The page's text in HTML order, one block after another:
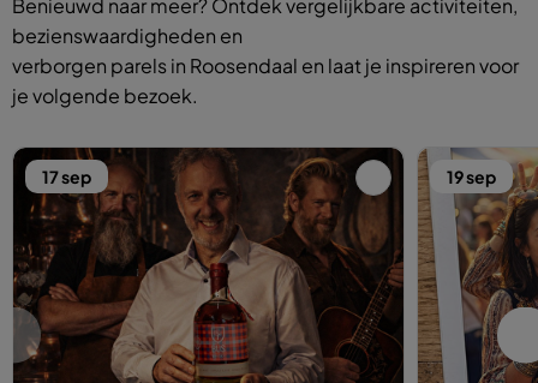
Benieuwd naar meer? Ontdek vergelijkbare activiteiten,
bezienswaardigheden en
verborgen parels in Roosendaal en laat je inspireren voor
je volgende bezoek.
17 sep 19 sep